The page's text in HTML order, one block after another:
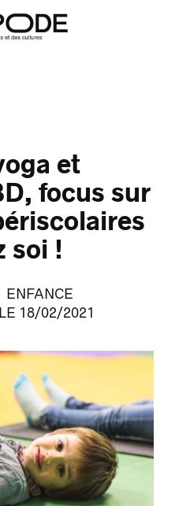
principal
et
focus sur
soi !
ENFANCE
18/02/2021